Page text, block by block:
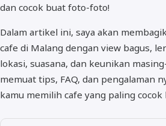
dan cocok buat foto-foto!
Dalam artikel ini, saya akan
cafe di Malang dengan view bagus,
lokasi, suasana, dan keunikan
memuat tips, FAQ, dan pengalaman
kamu memilih cafe yang paling